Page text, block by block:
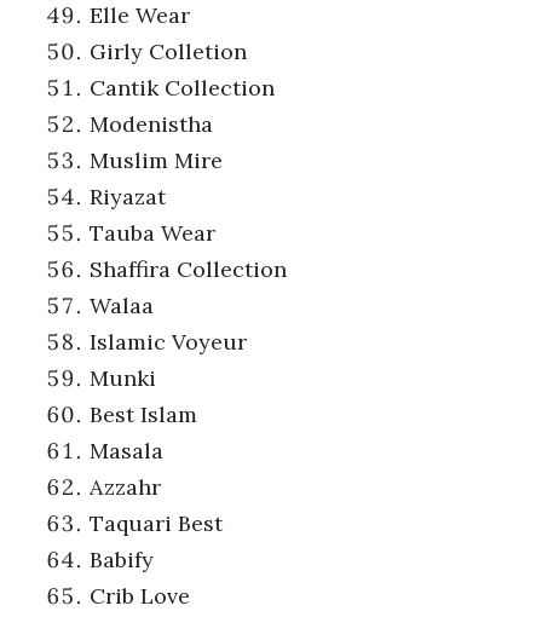
Elle Wear
Girly Colletion
Cantik Collection
Modenistha
Muslim Mire
Riyazat
Tauba Wear
Shaffira Collection
Walaa
Islamic Voyeur
Munki
Best Islam
Masala
Azzahr
Taquari Best
Babify
Crib Love